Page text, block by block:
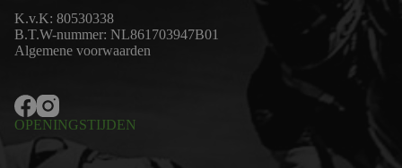
K.v.K: 80530338
B.T.W-nummer: NL861703947B01
Algemene voorwaarden
OPENINGSTIJDEN